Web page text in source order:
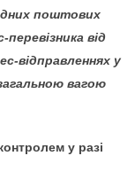
поштових
від
відправленнях у
вагою
у разі